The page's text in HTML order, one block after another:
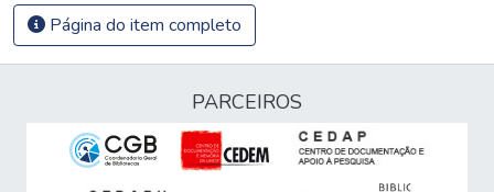
Página do item completo
PARCEIROS